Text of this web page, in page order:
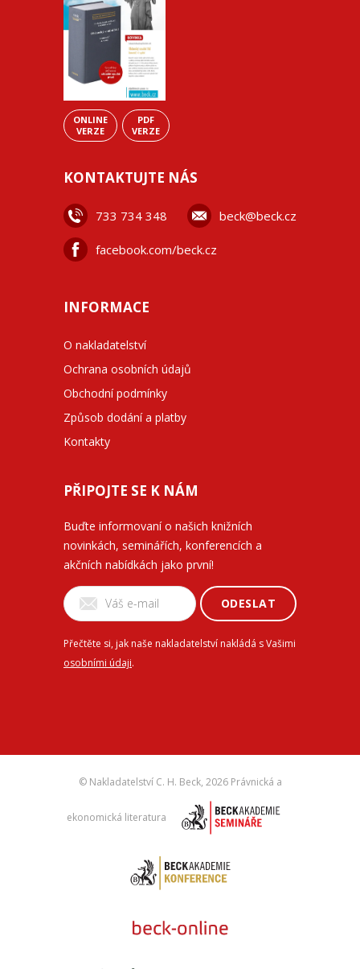
ONLINE
VERZE
PDF
VERZE
KONTAKTUJTE NÁS
733 734 348 beck@beck.cz
facebook.com/beck.cz
INFORMACE
O nakladatelství
Ochrana osobních údajů
Obchodní podmínky
Způsob dodání a platby
Kontakty
PŘIPOJTE SE K NÁM
Buďte informovaní o našich knižních
novinkách, seminářích, konferencích a
akčních nabídkách jako první!
ODESLAT
Přečtěte si, jak naše nakladatelství nakládá s Vašimi
osobními údaji.
© Nakladatelství C. H. Beck, 2026 Právnická a
ekonomická literatura